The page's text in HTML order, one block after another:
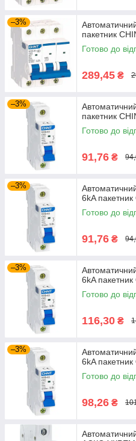
–3%
пакетник
Готово до
289,45 ₴
–3%
пакетник
Готово до
91,76 ₴
–3%
6kA
Готово до
91,76 ₴
–3%
6kA
Готово до
116,30 ₴
–3%
6kA
Готово до
98,26 ₴